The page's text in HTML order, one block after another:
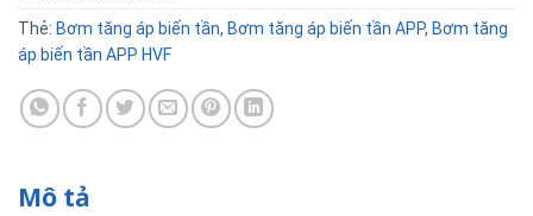
Thẻ: Bơm tăng áp biến tần, Bơm tăng áp biến tần APP, Bơm tăng
áp biến tần APP HVF
Mô tả